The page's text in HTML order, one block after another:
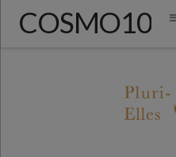
COSMO10